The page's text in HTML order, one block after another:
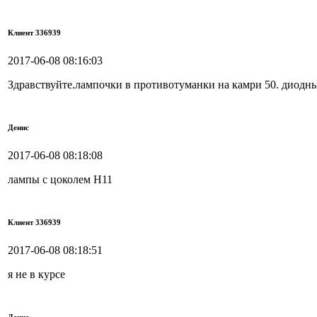
Клиент 336939
2017-06-08 08:16:03
Здравствуйте.лампочки в противотуманки на камри 50.
Денис
2017-06-08 08:18:08
лампы с цоколем Н11
Клиент 336939
2017-06-08 08:18:51
я не в курсе